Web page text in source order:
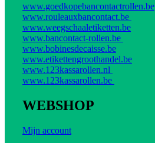
www.goedkopebancontactrollen.be
www.rouleauxbancontact.be
www.weegschaaletiketten.be
www.bancontact-rollen.be
www.bobinesdecaisse.be
www.etikettengroothandel.be
www.123kassarollen.nl
www.123kassarollen.be
WEBSHOP
Mijn account